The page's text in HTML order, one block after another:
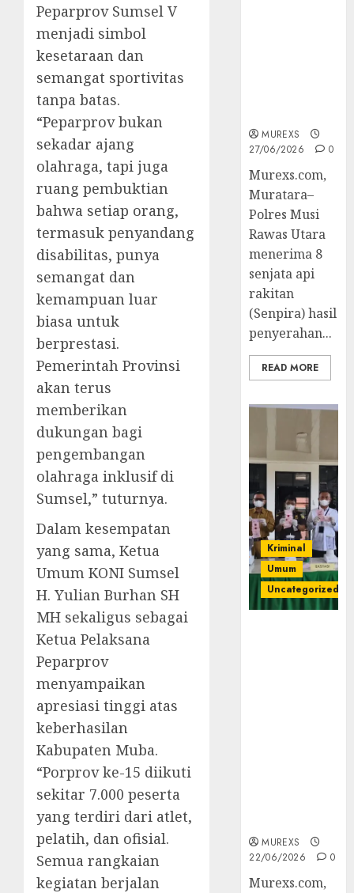
Peparprov Sumsel V
menjadi simbol
kesetaraan dan
semangat sportivitas
tanpa batas.
“Peparprov bukan
sekadar ajang
olahraga, tapi juga
ruang pembuktian
bahwa setiap orang,
termasuk penyandang
disabilitas, punya
semangat dan
kemampuan luar
biasa untuk
berprestasi.
Pemerintah Provinsi
akan terus
memberikan
dukungan bagi
pengembangan
olahraga inklusif di
Sumsel,” tuturnya.
Dalam kesempatan
yang sama, Ketua
Umum KONI Sumsel
H. Yulian Burhan SH
MH sekaligus sebagai
Ketua Pelaksana
Peparprov
menyampaikan
apresiasi tinggi atas
keberhasilan
Kabupaten Muba.
“Porprov ke-15 diikuti
sekitar 7.000 peserta
yang terdiri dari atlet,
pelatih, dan ofisial.
Semua rangkaian
kegiatan berjalan
MUREXS
27/06/2026
0
Murexs.com,
Muratara–
Polres Musi
Rawas Utara
menerima 8
senjata api
rakitan
(Senpira) hasil
penyerahan...
READ MORE
Kriminal
Umum
Uncategorized
MUREXS
22/06/2026
0
‎Murexs.com,